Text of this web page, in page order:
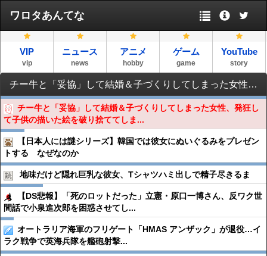
ワロタあんてな
VIP
vip
ニュース
news
アニメ
hobby
ゲーム
game
YouTube
story
チー牛と「妥協」して結婚＆子づくりしてしまった女性、発狂して子供の描いた絵を破り捨ててしまう…
チー牛と「妥協」して結婚＆子づくりしてしまった女性、発狂し
て子供の描いた絵を破り捨ててしま...
【日本人には謎シリーズ】韓国では彼女にぬいぐるみをプレゼン
トする なぜなのか
地味だけど隠れ巨乳な彼女、Tシャツハミ出しで精子尽きるま
【DS悲報】「死のロットだった」立憲・原口一博さん、反ワク世
間話で小泉進次郎を困惑させてし...
オートラリア海軍のフリゲート「HMAS アンザック」が退役…イ
ラク戦争で英海兵隊を艦砲射撃...